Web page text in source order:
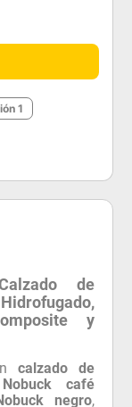
1
de
y
calzado de
café
negro,